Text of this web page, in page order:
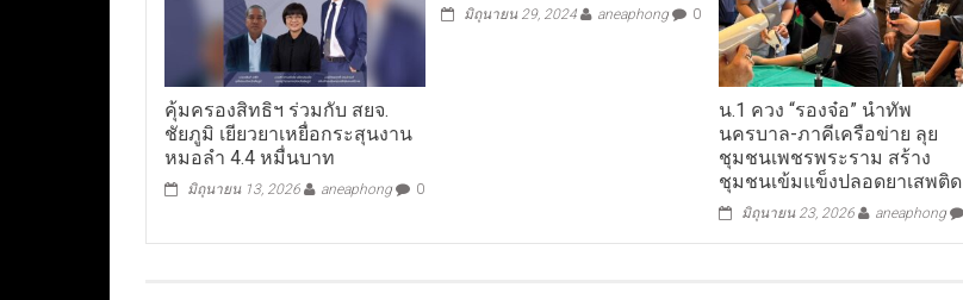
คุ้มครองสิทธิฯ ร่วมกับ สยจ.
ชัยภูมิ เยียวยาเหยื่อกระสุนงาน
หมอลำ 4.4 หมื่นบาท
มิถุนายน 13, 2026 aneaphong 0
มิถุนายน 29, 2024 aneaphong 0
น.1 ควง “รองจ๋อ” นำทัพ
นครบาล-ภาคีเครือข่าย ลุย
ชุมชนเพชรพระราม สร้าง
ชุมชนเข้มแข็งปลอดยาเสพติด
มิถุนายน 23, 2026 aneaphong